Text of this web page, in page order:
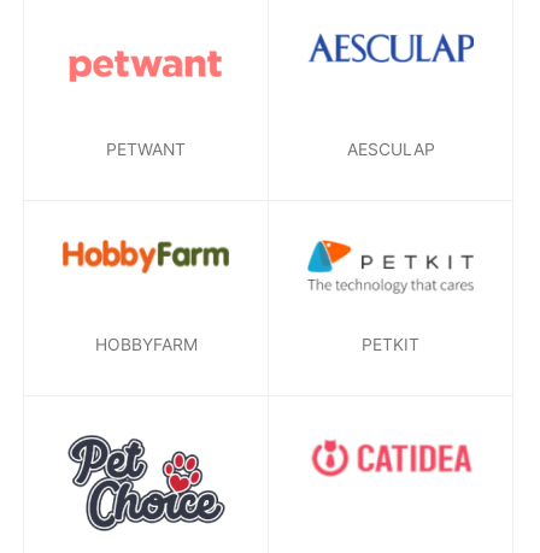
PETWANT AESCULAP
HOBBYFARM PETKIT